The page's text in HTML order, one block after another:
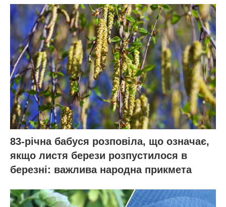
83-річна бабуся розповіла, що означає,
якщо листя берези розпустилося в
березні: важлива народна прикмета